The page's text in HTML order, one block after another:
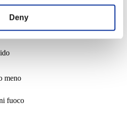
Deny
o meno
meno
fuoco